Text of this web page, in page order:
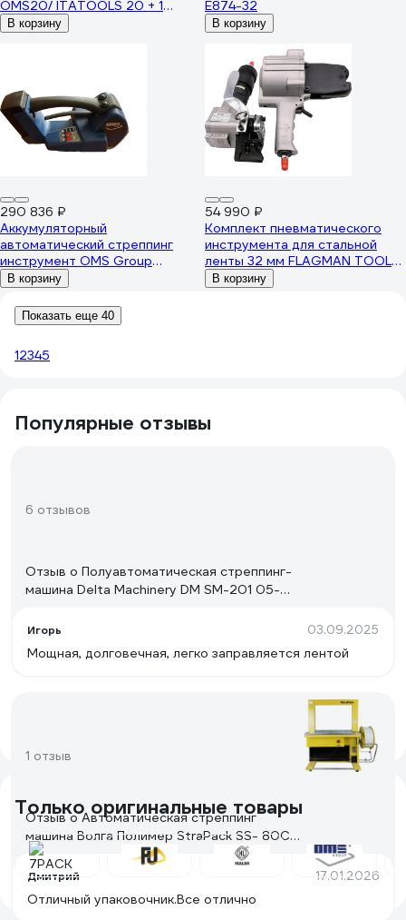
OMS20/ ITATOOLS 20 + 1
BATTER + CHARGER T2099971
В корзину
E874-32
В корзину
290 836 ₽
Аккумуляторный
автоматический стреппинг
инструмент OMS Group
OMS24/ ITATOOLS24 + 1
BATTER +CHARGER T2499971
В корзину
54 990 ₽
Комплект пневматического
инструмента для стальной
ленты 32 мм FLAGMAN TOOLS
FTLS-32 PT00300550
В корзину
Показать еще 40
12345
Популярные отзывы
6 отзывов
Отзыв о Полуавтоматическая стреппинг-
машина Delta Machinery DM SM-201 05-
Игорь 03.09.2025
Мощная, долговечная, легко заправляется лентой
1 отзыв
Отзыв о Автоматическая стреппинг
машина Волга Полимер StraPack SS- 80C
(850х600, 12 мм) StraPackSS- 80C-12
Дмитрий 17.01.2026
Отличный упаковочник.Все отлично
Только оригинальные товары